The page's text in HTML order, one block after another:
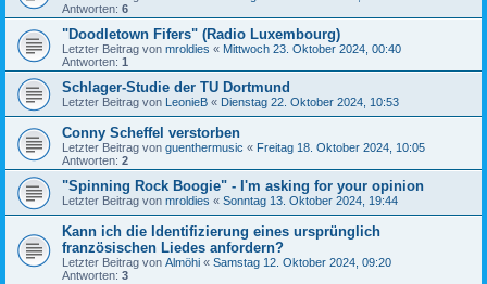
Antworten: 6
"Doodletown Fifers" (Radio Luxembourg)
Letzter Beitrag von mroldies « Mittwoch 23. Oktober 2024, 00:40
Antworten: 1
Schlager-Studie der TU Dortmund
Letzter Beitrag von LeonieB « Dienstag 22. Oktober 2024, 10:53
Conny Scheffel verstorben
Letzter Beitrag von guenthermusic « Freitag 18. Oktober 2024, 10:05
Antworten: 2
"Spinning Rock Boogie" - I'm asking for your opinion
Letzter Beitrag von mroldies « Sonntag 13. Oktober 2024, 19:44
Kann ich die Identifizierung eines ursprünglich
französischen Liedes anfordern?
Letzter Beitrag von Almöhi « Samstag 12. Oktober 2024, 09:20
Antworten: 3